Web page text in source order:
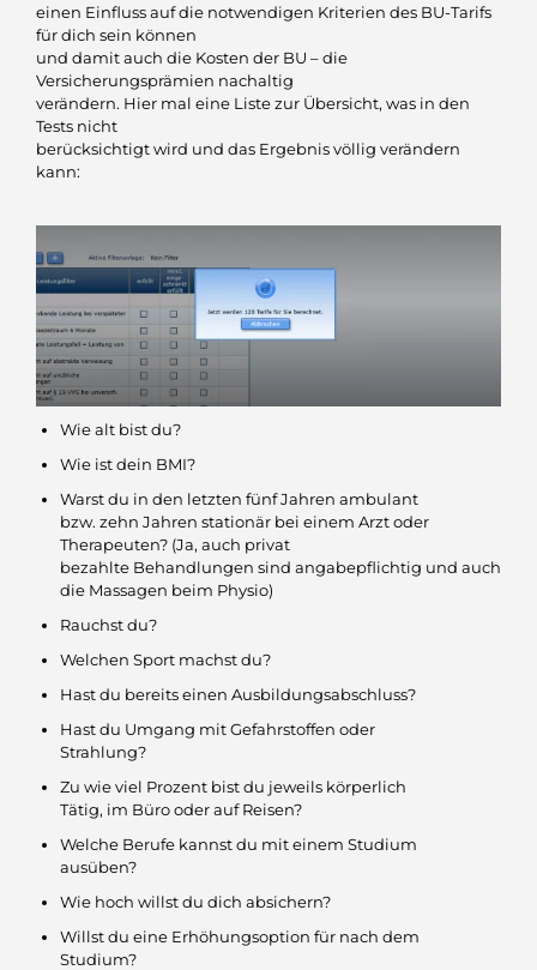
einen Einfluss auf die notwendigen Kriterien des BU-Tarifs
für dich sein können
und damit auch die Kosten der BU – die
Versicherungsprämien nachaltig
verändern. Hier mal eine Liste zur Übersicht, was in den
Tests nicht
berücksichtigt wird und das Ergebnis völlig verändern
kann:
Wie alt bist du?
Wie ist dein BMI?
Warst du in den letzten fünf Jahren ambulant
bzw. zehn Jahren stationär bei einem Arzt oder
Therapeuten? (Ja, auch privat
bezahlte Behandlungen sind angabepflichtig und auch
die Massagen beim Physio)
Rauchst du?
Welchen Sport machst du?
Hast du bereits einen Ausbildungsabschluss?
Hast du Umgang mit Gefahrstoffen oder
Strahlung?
Zu wie viel Prozent bist du jeweils körperlich
Tätig, im Büro oder auf Reisen?
Welche Berufe kannst du mit einem Studium
ausüben?
Wie hoch willst du dich absichern?
Willst du eine Erhöhungsoption für nach dem
Studium?